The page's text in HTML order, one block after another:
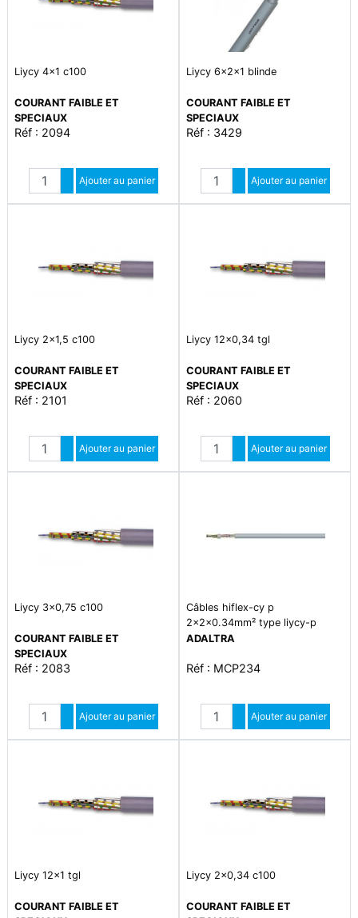
Liycy 4x1 c100
COURANT FAIBLE ET
SPECIAUX
Réf : 2094
Quantité
Augmenter quantité
Diminuer quantité
Ajouter au panier
Liycy 6x2x1 blinde
COURANT FAIBLE ET
SPECIAUX
Réf : 3429
Quantité
Augmenter quantité
Diminuer quantité
Ajouter au panier
Liycy 2x1,5 c100
COURANT FAIBLE ET
SPECIAUX
Réf : 2101
Quantité
Augmenter quantité
Diminuer quantité
Ajouter au panier
Liycy 12x0,34 tgl
COURANT FAIBLE ET
SPECIAUX
Réf : 2060
Quantité
Augmenter quantité
Diminuer quantité
Ajouter au panier
Liycy 3x0,75 c100
COURANT FAIBLE ET
SPECIAUX
Réf : 2083
Quantité
Augmenter quantité
Diminuer quantité
Ajouter au panier
Câbles hiflex-cy p
2x2x0.34mm² type liycy-p
blindage général code couleur
ADALTRA
Réf : MCP234
Quantité
Augmenter quantité
Diminuer quantité
Ajouter au panier
Liycy 12x1 tgl
COURANT FAIBLE ET
Liycy 2x0,34 c100
COURANT FAIBLE ET